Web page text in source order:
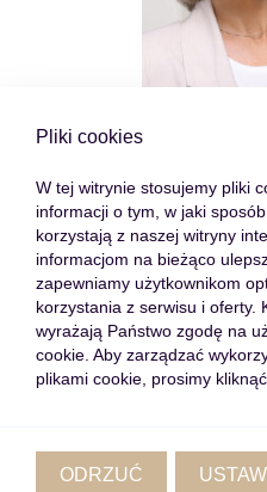
Senior Real
+48
Profil
Pliki cookies
W tej witrynie stosujemy pliki
informacji o tym, w jaki
korzystają z naszej witryny
informacjom na bieżąco
zapewniamy użytkownikom
korzystania z serwisu i oferty.
wyrażają Państwo zgodę na
cookie. Aby zarządzać
plikami cookie, prosimy
ODRZUĆ